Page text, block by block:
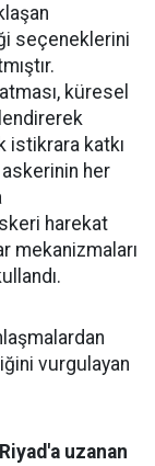
seçeneklerini
küresel
istikrara katkı
askerinin her
harekat
mekanizmaları
vurgulayan
uzanan